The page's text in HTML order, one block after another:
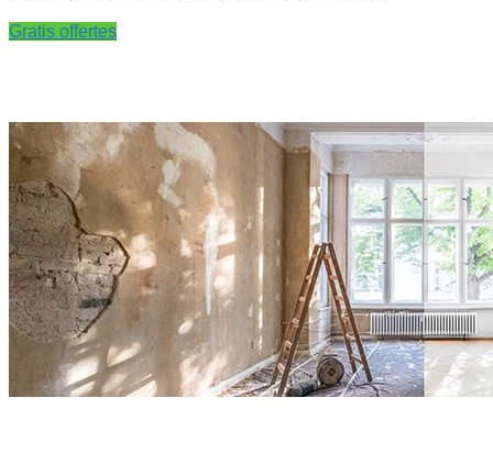
Gratis offertes